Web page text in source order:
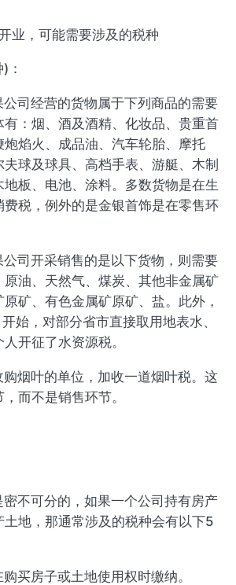
业，可能需要涉及的税种
：
司经营的货物属于下列商品的需要
：烟、酒及酒精、化妆品、贵重首
焰火、成品油、汽车轮胎、摩托
球及球具、高档手表、游艇、木制
板、电池、涂料。多数货物是在生
费税，例外的是金银首饰是在零售环
公司开采销售的是以下货物，则需要
油、天然气、煤炭、其他非金属矿
矿、有色金属矿原矿、盐。此外，
始，对部分省市直接取用地表水、
开征了水资源税。
烟叶的单位，加收一道烟叶税。这
而不是销售环节。
密不可分的，如果一个公司持有房产
土地，那通常涉及的税种会有以下5
买房子或土地使用权时缴纳。